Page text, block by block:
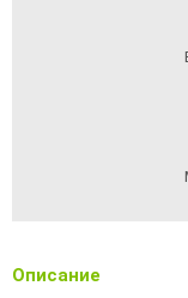
Описание